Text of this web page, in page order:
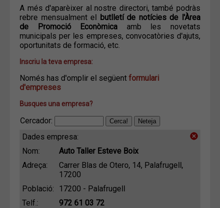
A més d'aparèixer al nostre directori, també podràs
rebre mensualment el butlletí de notícies de l'Àrea
de Promoció Econòmica amb les novetats
municipals per les empreses, convocatòries d'ajuts,
oportunitats de formació, etc.
Inscriu la teva empresa:
Només has d'omplir el següent formulari
d'empreses
Busques una empresa?
Cercador:
Dades empresa:
Nom:
Auto Taller Esteve Boix
Adreça:
Carrer Blas de Otero, 14, Palafrugell,
17200
Població:
17200 - Palafrugell
Telf.:
972 61 03 72